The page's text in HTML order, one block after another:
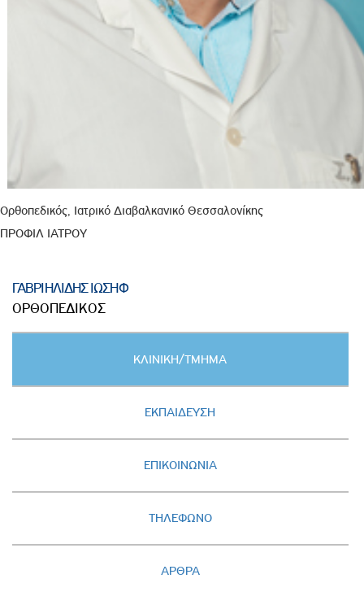
Ορθοπεδικός, Ιατρικό Διαβαλκανικό Θεσσαλονίκης
ΠΡΟΦΙΛ ΙΑΤΡΟΥ
ΓΑΒΡΙΗΛΙΔΗΣ ΙΩΣΗΦ
ΟΡΘΟΠΕΔΙΚΟΣ
ΚΛΙΝΙΚΗ/ΤΜΗΜΑ
ΕΚΠΑΙΔΕΥΣΗ
ΕΠΙΚΟΙΝΩΝΙΑ
ΤΗΛΕΦΩΝΟ
ΑΡΘΡΑ